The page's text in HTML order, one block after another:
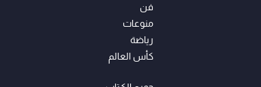
فن
منوعات
رياضة
كأس العالم